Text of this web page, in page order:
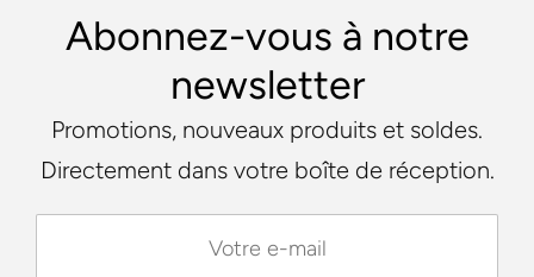
Abonnez-vous à notre
newsletter
Promotions, nouveaux produits et soldes.
Directement dans votre boîte de réception.